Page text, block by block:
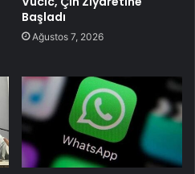
Başladı
Ağustos 7, 2026